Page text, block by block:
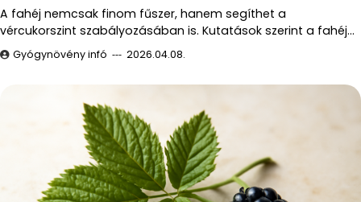
A fahéj nemcsak finom fűszer, hanem segíthet a
vércukorszint szabályozásában is. Kutatások szerint a fahéj…
Gyógynövény infó 2026.04.08.